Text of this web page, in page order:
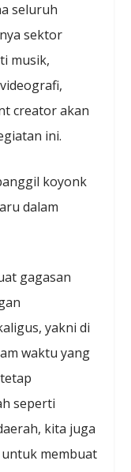
seluruh
sektor
musik,
creator akan
ini.
koyonk
dalam
gagasan
yakni di
waktu yang
seperti
kita juga
membuat